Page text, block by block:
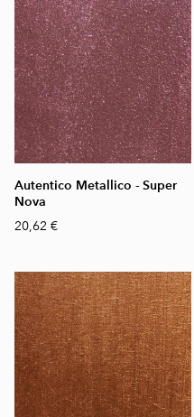
Autentico Metallico - Super
Nova
20,62 €